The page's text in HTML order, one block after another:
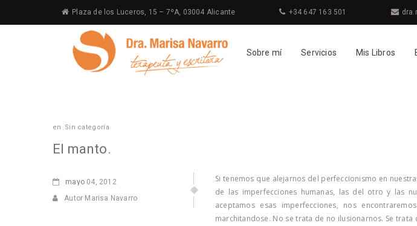
Plaza de los Luceros, 15 – 7ºA, 03004 Alicante +34 647 163 501
Sobre mí Servicios Mis Libros
en Sin categoría
El manto.
mayo 04, 2012
Autor Marisa Navarro
Si tenemos que alejarnos del perfeccionismo en
de las imperfecciones humanas, las del otro y las
aceptamos esas imperfecciones, nos
marchitandose. No se trata de no ilusionarnos. Se